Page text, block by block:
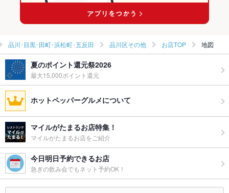
品川･目黒･田町･浜松町･五反田 品川区その他 お店TOP 地図
夏のポイント還元祭2026
最大15,000ポイント還元
ホットペッパーグルメについて
マイルがたまるお店特集！
マイルがたまるお店をご紹介
今日明日予約できるお店
急ぎの飲み会でもネット予約OK！